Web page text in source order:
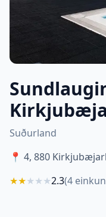
Suðurland
📍 4, 880
★★★★★2.3(4